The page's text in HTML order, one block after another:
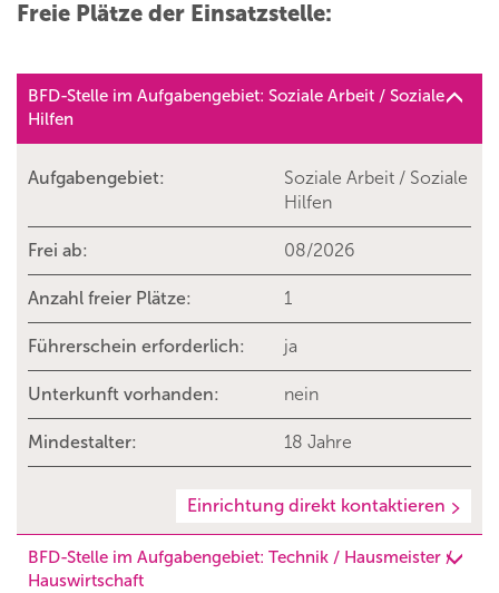
Freie Plätze der Einsatzstelle:
BFD-Stelle im Aufgabengebiet: Soziale Arbeit / Soziale
Hilfen
Aufgabengebiet:
Soziale Arbeit / Soziale
Hilfen
Frei ab: 08/2026
Anzahl freier Plätze: 1
Führerschein erforderlich: ja
Unterkunft vorhanden: nein
Mindestalter: 18 Jahre
Einrichtung direkt kontaktieren
BFD-Stelle im Aufgabengebiet: Technik / Hausmeister /
Hauswirtschaft